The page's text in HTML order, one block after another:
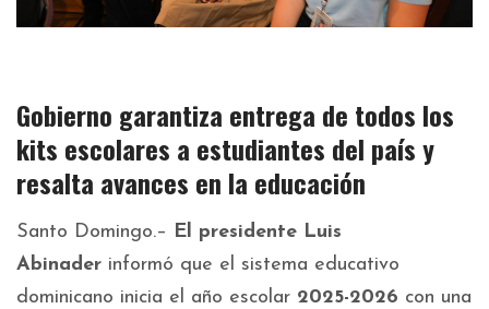
Gobierno garantiza entrega de todos los
kits escolares a estudiantes del país y
resalta avances en la educación
Santo Domingo.– El presidente Luis
Abinader informó que el sistema educativo
dominicano inicia el año escolar 2025-2026 con una